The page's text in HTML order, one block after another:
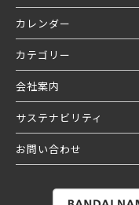
カレンダー
カテゴリー
会社案内
サステナビリティ
お問い合わせ